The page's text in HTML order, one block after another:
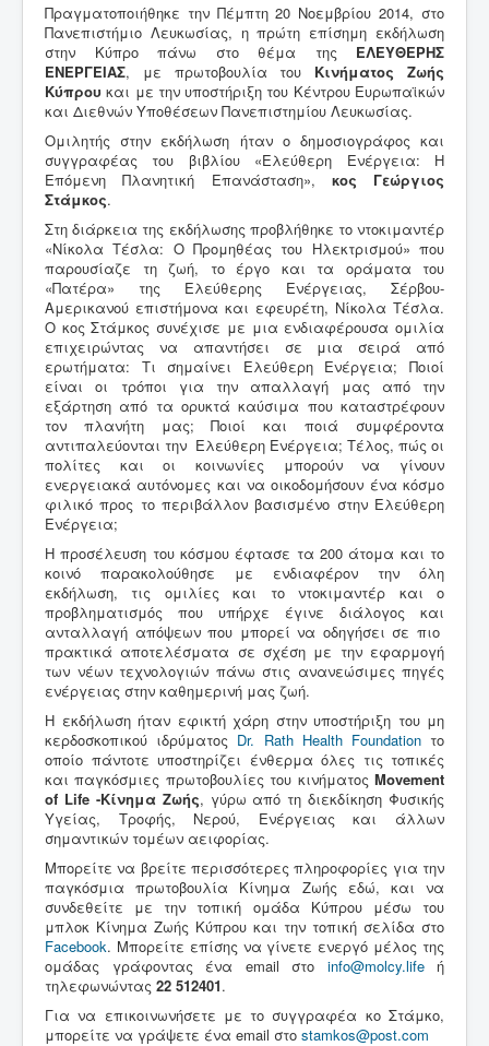
Πραγματοποιήθηκε την Πέμπτη 20 Νοεμβρίου 2014, στο
Πανεπιστήμιο Λευκωσίας, η πρώτη επίσημη εκδήλωση
στην Κύπρο πάνω στο θέμα της ΕΛΕΥΘΕΡΗΣ
ΕΝΕΡΓΕΙΑΣ, με πρωτοβουλία του Κινήματος Ζωής
Κύπρου και με την υποστήριξη του Κέντρου Ευρωπαϊκών
και Διεθνών Υποθέσεων Πανεπιστημίου Λευκωσίας.
Ομιλητής στην εκδήλωση ήταν ο δημοσιογράφος και
συγγραφέας του βιβλίου «Ελεύθερη Ενέργεια: Η
Επόμενη Πλανητική Επανάσταση», κος Γεώργιος
Στάμκος.
Στη διάρκεια της εκδήλωσης προβλήθηκε το ντοκιμαντέρ
«Νίκολα Τέσλα: Ο Προμηθέας του Ηλεκτρισμού» που
παρουσίαζε τη ζωή, το έργο και τα οράματα του
«Πατέρα» της Ελεύθερης Ενέργειας, Σέρβου-
Αμερικανού επιστήμονα και εφευρέτη, Νίκολα Τέσλα.
Ο κος Στάμκος συνέχισε με μια ενδιαφέρουσα ομιλία
επιχειρώντας να απαντήσει σε μια σειρά από
ερωτήματα: Τι σημαίνει Ελεύθερη Ενέργεια; Ποιοί
είναι οι τρόποι για την απαλλαγή μας από την
εξάρτηση από τα ορυκτά καύσιμα που καταστρέφουν
τον πλανήτη μας; Ποιοί και ποιά συμφέροντα
αντιπαλεύονται την Ελεύθερη Ενέργεια; Τέλος, πώς οι
πολίτες και οι κοινωνίες μπορούν να γίνουν
ενεργειακά αυτόνομες και να οικοδομήσουν ένα κόσμο
φιλικό προς το περιβάλλον βασισμένο στην Ελεύθερη
Ενέργεια;
H προσέλευση του κόσμου έφτασε τα 200 άτομα και το
κοινό παρακολούθησε με ενδιαφέρον την όλη
εκδήλωση, τις ομιλίες και το ντοκιμαντέρ και ο
προβληματισμός που υπήρχε έγινε διάλογος και
ανταλλαγή απόψεων που μπορεί να οδηγήσει σε πιο
πρακτικά αποτελέσματα σε σχέση με την εφαρμογή
των νέων τεχνολογιών πάνω στις ανανεώσιμες πηγές
ενέργειας στην καθημερινή μας ζωή.
Η εκδήλωση ήταν εφικτή χάρη στην υποστήριξη του μη
κερδοσκοπικού ιδρύματος Dr. Rath Health Foundationτο
οποίο πάντοτε υποστηρίζει ένθερμα όλες τις τοπικές
και παγκόσμιες πρωτοβουλίες του κινήματος Movement
of Life -Κίνημα Ζωής, γύρω από τη διεκδίκηση Φυσικής
Υγείας, Τροφής, Νερού, Ενέργειας και άλλων
σημαντικών τομέων αειφορίας.
Μπορείτε να βρείτε περισσότερες πληροφορίες για την
παγκόσμια πρωτοβουλία Κίνημα Ζωής εδώ, και να
συνδεθείτε με την τοπική ομάδα Κύπρου μέσω του
μπλοκ Κίνημα Ζωής Κύπρου και την τοπική σελίδα στο
Facebook. Μπορείτε επίσης να γίνετε ενεργό μέλος της
ομάδας γράφοντας ένα email στο info@molcy.life ή
τηλεφωνώντας 22 512401.
Για να επικοινωνήσετε με το συγγραφέα κο Στάμκο,
μπορείτε να γράψετε ένα email στο stamkos@post.com